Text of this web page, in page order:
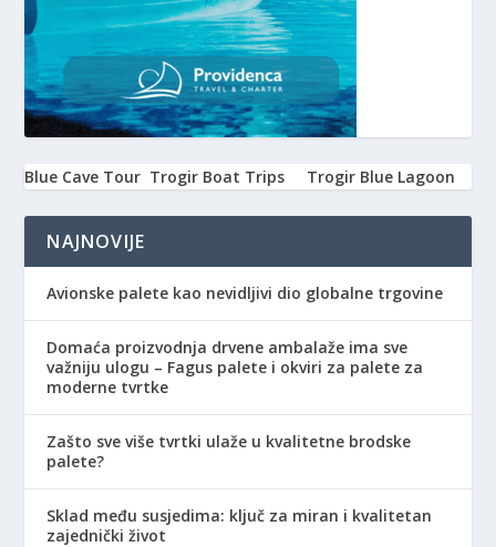
Blue Cave Tour Trogir Boat Trips Trogir Blue Lagoon
NAJNOVIJE
Avionske palete kao nevidljivi dio globalne trgovine
Domaća proizvodnja drvene ambalaže ima sve
važniju ulogu – Fagus palete i okviri za palete za
moderne tvrtke
Zašto sve više tvrtki ulaže u kvalitetne brodske
palete?
Sklad među susjedima: ključ za miran i kvalitetan
zajednički život